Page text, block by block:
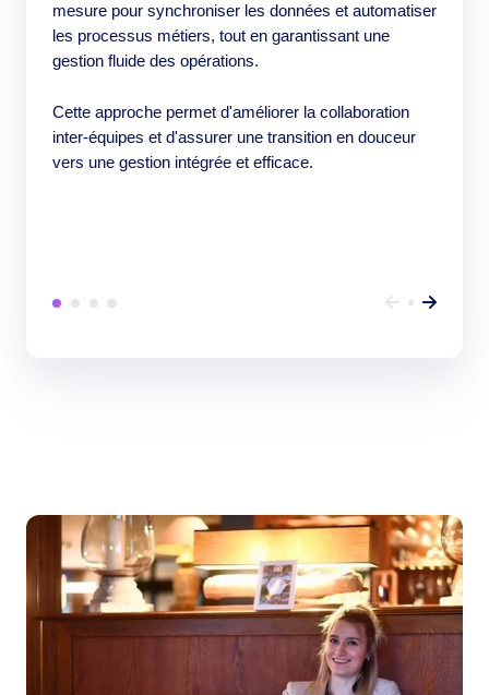
mesure pour synchroniser les données et automatiser
les processus métiers, tout en garantissant une
gestion fluide des opérations.
Cette approche permet d'améliorer la collaboration
inter-équipes et d'assurer une transition en douceur
vers une gestion intégrée et efficace.